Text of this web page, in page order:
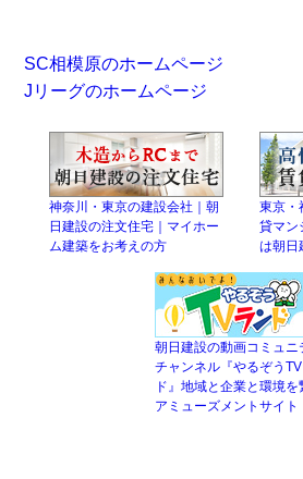
SC相模原のホームページ
Jリーグのホームページ
神奈川・東京の建設会社｜朝
日建設の注文住宅｜マイホー
ム建築をお考えの方
東京・
貸マン
は朝日
朝日建設の動画コミュニ
チャンネル『やるぞう
ド』地域と企業と環境を
アミューズメントサイト